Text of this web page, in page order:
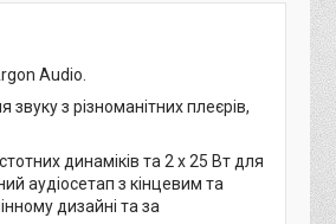
Audio.
з різноманітних плеєрів,
динаміків та 2 x 25 Вт для
аудіосетап з кінцевим та
дизайні та за